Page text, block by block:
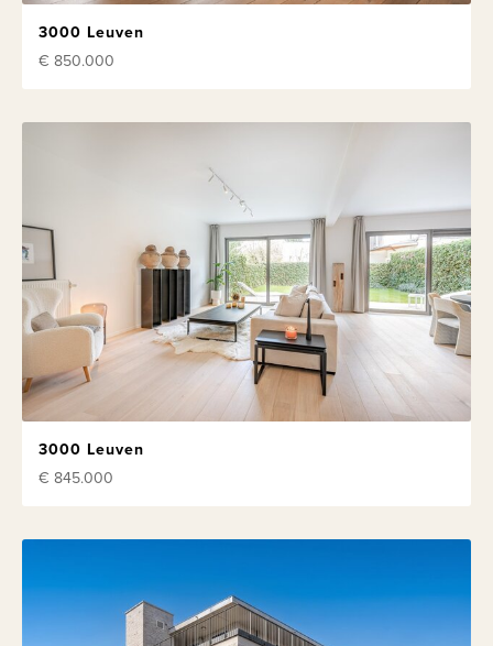
3000 Leuven
€ 850.000
3000 Leuven
€ 845.000